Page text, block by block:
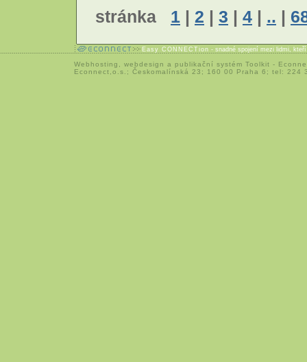
stránka 1 | 2 | 3 | 4 | .. |
Easy CONNECTion - snadné spojení mezi lidmi,
Webhosting webdesign a publikační systém Toolkit -
Econnect,o.s.; Českomalínská 23; 160 00 Praha 6; tel: 224